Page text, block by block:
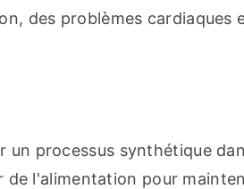
des problèmes cardiaques
un processus synthétique
l'alimentation pour